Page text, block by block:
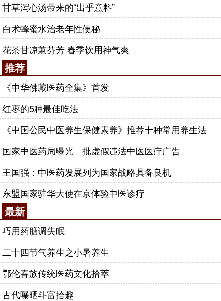
甘草泻心汤带来的“出乎意料”
白术蜂蜜水治老年性便秘
花茶甘凉兼芬芳 春季饮用神气爽
推荐
《中华佛藏医药全集》首发
红枣的5种最佳吃法
《中国公民中医养生保健素养》推荐十种常用养生法
国家中医药局曝光一批虚假违法中医医疗广告
王国强：中医药发展列为国家战略具备良机
东盟国家驻华大使在京体验中医诊疗
最新
巧用药膳调失眠
二十四节气养生之小暑养生
鄂伦春族传统医药文化拾萃
古代曝晒斗富拾趣